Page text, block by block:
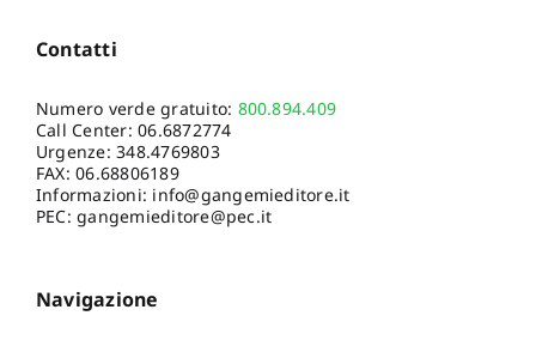
Contatti
Numero verde gratuito: 800.894.409
Call Center:06.6872774
Urgenze:348.4769803
FAX: 06.68806189
Informazioni: info@gangemieditore.it
PEC: gangemieditore@pec.it
Navigazione